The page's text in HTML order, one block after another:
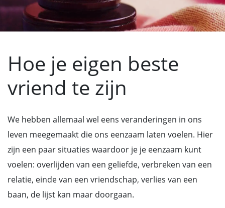
Hoe je eigen beste
vriend te zijn
We hebben allemaal wel eens veranderingen in ons
leven meegemaakt die ons eenzaam laten voelen. Hier
zijn een paar situaties waardoor je je eenzaam kunt
voelen: overlijden van een geliefde, verbreken van een
relatie, einde van een vriendschap, verlies van een
baan, de lijst kan maar doorgaan.